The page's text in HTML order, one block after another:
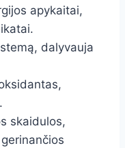
apykaitai,
dalyvauja
skaidulos,